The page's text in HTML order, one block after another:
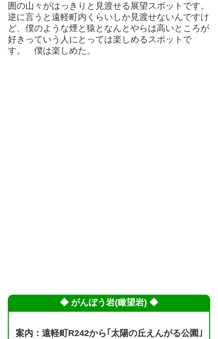
囲の山々がはっきりと見渡せる展望スポットです。
逆に言うと遠軽町内くらいしか見渡せないんですけ
ど、僕のような煙と猿となんとやらは高いところが
好きっていう人にとっては楽しめるスポットで
す。 僕は楽しめた。
◆ がんぼう岩(瞰望岩) ◆
案内：遠軽町R242から｢太陽の丘えんがる公園｣